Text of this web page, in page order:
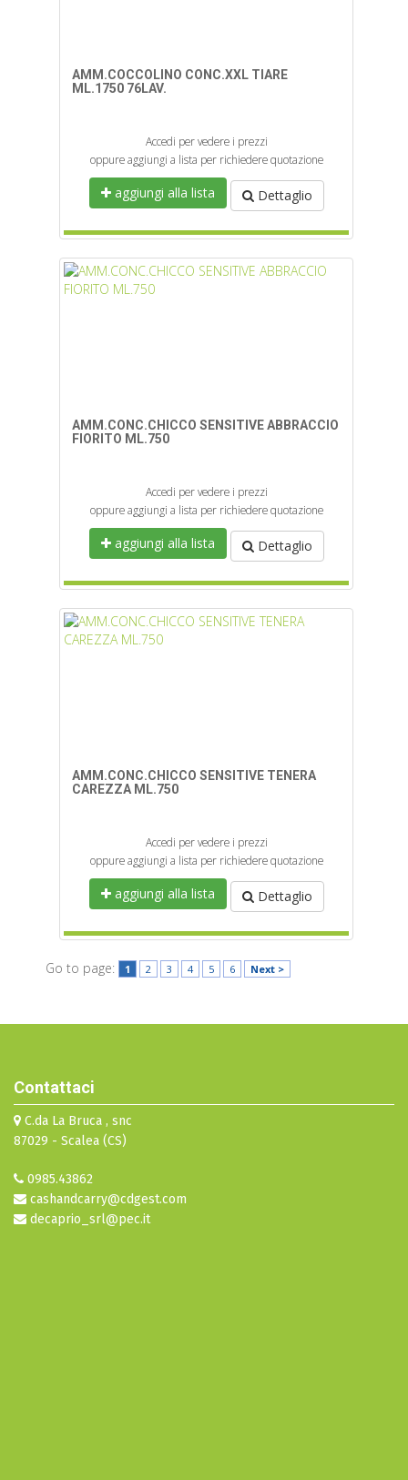
AMM.COCCOLINO CONC.XXL TIARE
ML.1750 76LAV.
Accedi per vedere i prezzi
oppure aggiungi a lista per richiedere quotazione
aggiungi alla lista Dettaglio
AMM.CONC.CHICCO SENSITIVE ABBRACCIO
FIORITO ML.750
Accedi per vedere i prezzi
oppure aggiungi a lista per richiedere quotazione
aggiungi alla lista Dettaglio
AMM.CONC.CHICCO SENSITIVE TENERA
CAREZZA ML.750
Accedi per vedere i prezzi
oppure aggiungi a lista per richiedere quotazione
aggiungi alla lista Dettaglio
Go to page: 1 2 3 4 5 6 Next >
Contattaci
C.da La Bruca , snc
87029 - Scalea (CS)
0985.43862
cashandcarry@cdgest.com
decaprio_srl@pec.it